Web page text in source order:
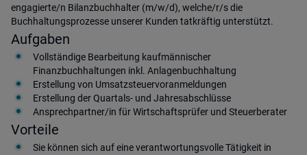
engagierte/n Bilanzbuchhalter (m/w/d), welche/r/s die
Buchhaltungsprozesse unserer Kunden tatkräftig unterstützt.
Aufgaben
Vollständige Bearbeitung kaufmännischer
Finanzbuchhaltungen inkl. Anlagenbuchhaltung
Erstellung von Umsatzsteuervoranmeldungen
Erstellung der Quartals- und Jahresabschlüsse
Ansprechpartner/in für Wirtschaftsprüfer und Steuerberater
Vorteile
Sie können sich auf eine verantwortungsvolle Tätigkeit in